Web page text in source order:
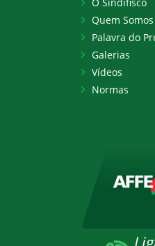
Quem Somos
Palavra do
Galerias
Vídeos
Normas